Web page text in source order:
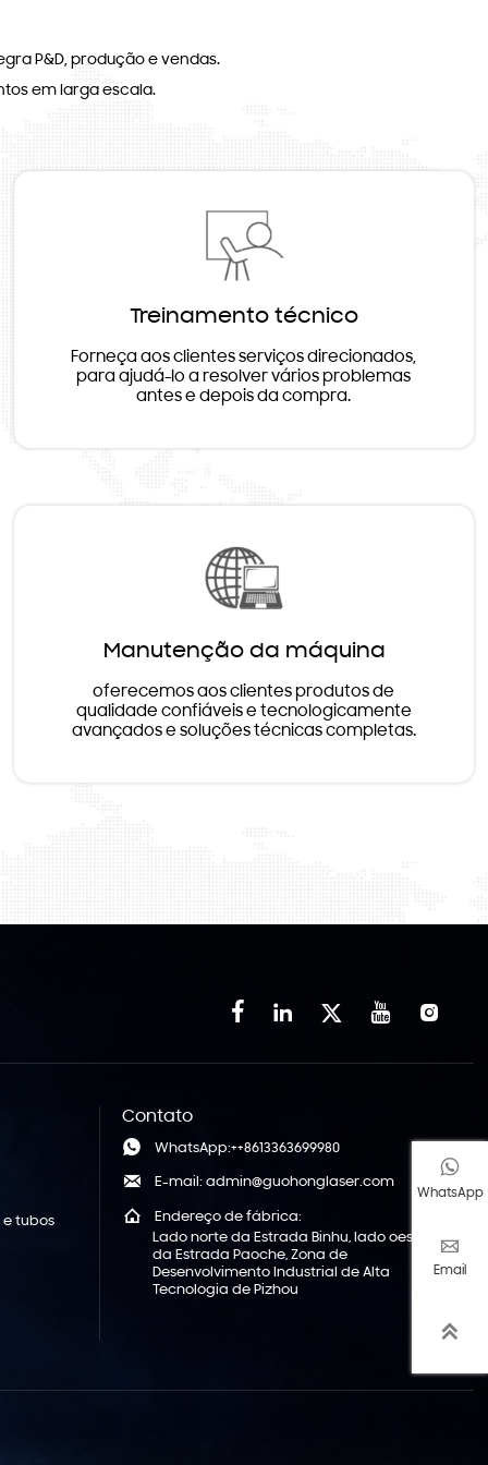
P&D, produção e vendas.
em larga escala.
Treinamento técnico
Forneça aos clientes serviços direcionados,
para ajudá-lo a resolver vários problemas
antes e depois da compra.
Manutenção da máquina
oferecemos aos clientes produtos de
qualidade confiáveis e tecnologicamente
avançados e soluções técnicas completas.
    
tubos
Contato
 WhatsApp:++8613363699980
 E-mail: admin@guohonglaser.com

Endereço de fábrica:
Lado norte da Estrada Binhu, lado oeste
da Estrada Paoche, Zona de
Desenvolvimento Industrial de Alta
Tecnologia de Pizhou

WhatsApp

Email
